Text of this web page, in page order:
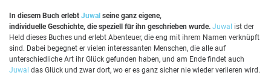
In diesem Buch erlebt Juwal seine ganz eigene,
individuelle Geschichte, die speziell für ihn geschrieben wurde. Juwal ist der
Held dieses Buches und erlebt Abenteuer, die eng mit ihrem Namen verknüpft
sind. Dabei begegnet er vielen interessanten Menschen, die alle auf
unterschiedliche Art ihr Glück gefunden haben, und am Ende findet auch
Juwal das Glück und zwar dort, wo er es ganz sicher nie wieder verlieren wird.